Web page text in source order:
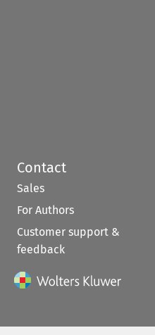
Contact
Sales
For Authors
Customer support &
feedback